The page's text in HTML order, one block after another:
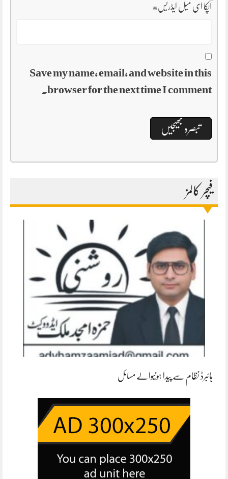
آپکا ای میل ایڈریس*
Save my name, email, and website in this
browser for the next time I comment.
فیچر کالمز
ہائبرڈ نظام سے پیدا ہونیوالے مسائل